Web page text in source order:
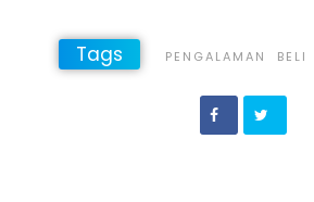
Tags PENGALAMAN BELI